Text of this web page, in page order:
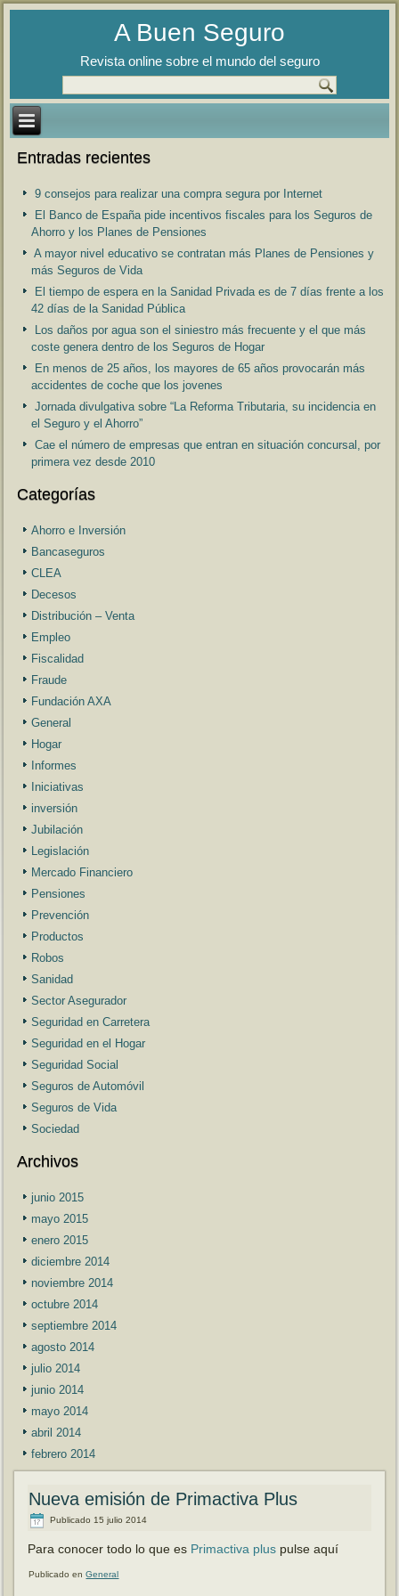
A Buen Seguro
Revista online sobre el mundo del seguro
Entradas recientes
9 consejos para realizar una compra segura por Internet
El Banco de España pide incentivos fiscales para los Seguros de
Ahorro y los Planes de Pensiones
A mayor nivel educativo se contratan más Planes de Pensiones y
más Seguros de Vida
El tiempo de espera en la Sanidad Privada es de 7 días frente a los
42 días de la Sanidad Pública
Los daños por agua son el siniestro más frecuente y el que más
coste genera dentro de los Seguros de Hogar
En menos de 25 años, los mayores de 65 años provocarán más
accidentes de coche que los jovenes
Jornada divulgativa sobre “La Reforma Tributaria, su incidencia en
el Seguro y el Ahorro”
Cae el número de empresas que entran en situación concursal, por
primera vez desde 2010
Categorías
Ahorro e Inversión
Bancaseguros
CLEA
Decesos
Distribución – Venta
Empleo
Fiscalidad
Fraude
Fundación AXA
General
Hogar
Informes
Iniciativas
inversión
Jubilación
Legislación
Mercado Financiero
Pensiones
Prevención
Productos
Robos
Sanidad
Sector Asegurador
Seguridad en Carretera
Seguridad en el Hogar
Seguridad Social
Seguros de Automóvil
Seguros de Vida
Sociedad
Archivos
junio 2015
mayo 2015
enero 2015
diciembre 2014
noviembre 2014
octubre 2014
septiembre 2014
agosto 2014
julio 2014
junio 2014
mayo 2014
abril 2014
febrero 2014
Nueva emisión de Primactiva Plus
Publicado 15 julio 2014
Para conocer todo lo que es Primactiva plus pulse aquí
Publicado en General